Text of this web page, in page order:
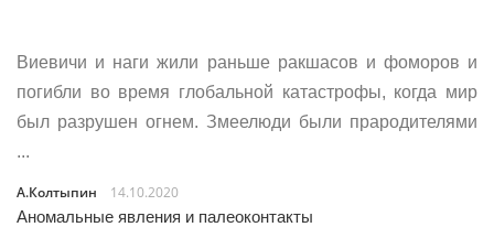
Виевичи и наги жили раньше ракшасов и фоморов и
погибли во время глобальной катастрофы, когда мир
был разрушен огнем. Змеелюди были прародителями
...
А.Колтыпин
14.10.2020
Аномальные явления и палеоконтакты